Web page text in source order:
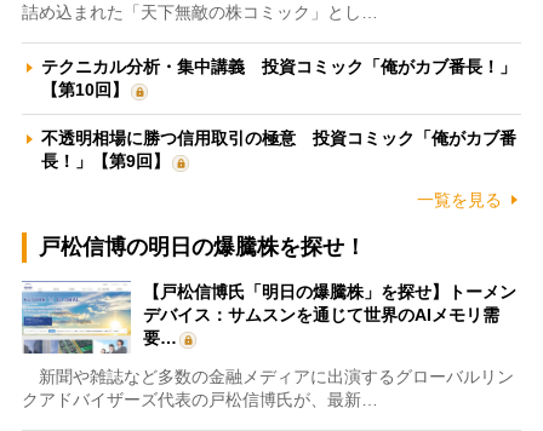
詰め込まれた「天下無敵の株コミック」とし…
テクニカル分析・集中講義 投資コミック「俺がカブ番長！」
【第10回】
不透明相場に勝つ信用取引の極意 投資コミック「俺がカブ番
長！」【第9回】
一覧を見る
戸松信博の明日の爆騰株を探せ！
【戸松信博氏「明日の爆騰株」を探せ】トーメン
デバイス：サムスンを通じて世界のAIメモリ需
要…
新聞や雑誌など多数の金融メディアに出演するグローバルリン
クアドバイザーズ代表の戸松信博氏が、最新…